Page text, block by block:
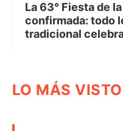
La 63° Fiesta de
confirmada: todo
tradicional
LO MÁS VISTO